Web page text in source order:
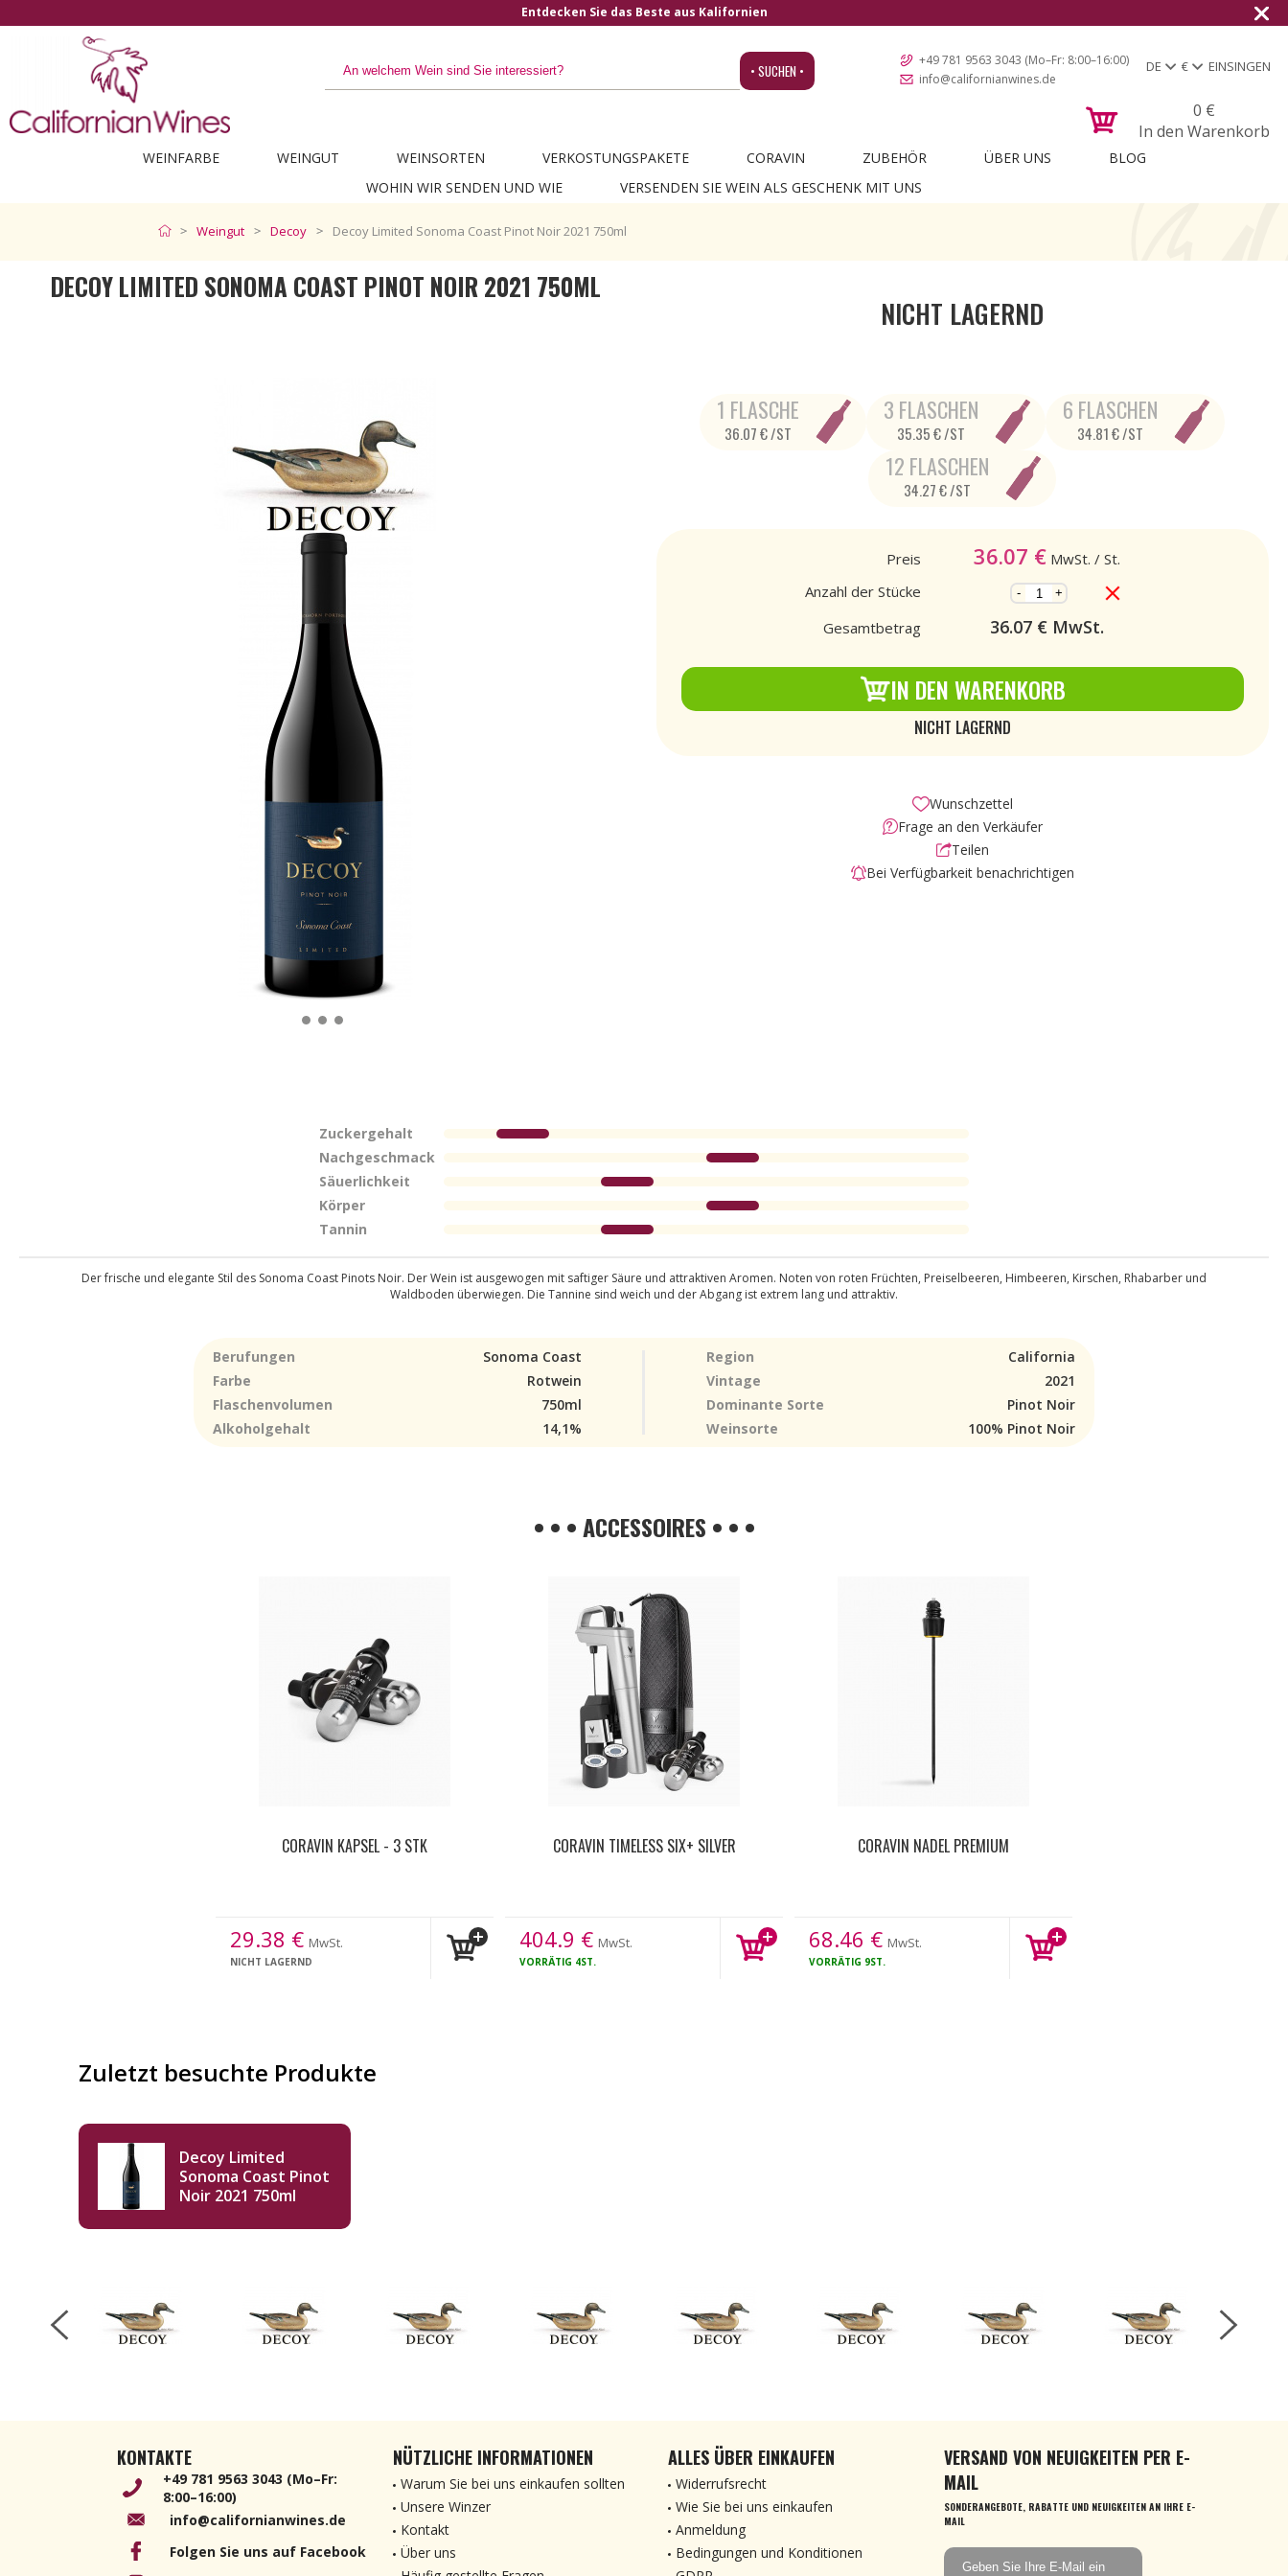
Entdecken Sie das Beste aus Kalifornien
• SUCHEN •
+49 781 9563 3043 (Mo–Fr: 8:00–16:00)
info@californianwines.de
DE € EINSINGEN
0 €
In den Warenkorb
WEINFARBE WEINGUT WEINSORTEN VERKOSTUNGSPAKETE CORAVIN ZUBEHÖR ÜBER UNS
BLOG
WOHIN WIR SENDEN UND WIE
VERSENDEN SIE WEIN ALS GESCHENK MIT UNS
Weingut Decoy Decoy Limited Sonoma Coast Pinot Noir 2021 750ml
DECOY LIMITED SONOMA COAST PINOT NOIR 2021 750ML
NICHT LAGERND
1 FLASCHE
36.07 € /ST
3 FLASCHEN
35.35 € /ST
6 FLASCHEN
34.81 € /ST
12 FLASCHEN
34.27 € /ST
Preis 36.07 € MwSt. / St.
Anzahl der Stücke
- +
Gesamtbetrag 36.07€ MwSt.
IN DEN WARENKORB
NICHT LAGERND
Wunschzettel
Frage an den Verkäufer
Teilen
Bei Verfügbarkeit benachrichtigen
Zuckergehalt
Nachgeschmack
Säuerlichkeit
Körper
Tannin
Der frische und elegante Stil des Sonoma Coast Pinots Noir. Der Wein ist ausgewogen mit saftiger Säure und attraktiven Aromen. Noten von roten Früchten, Preiselbeeren, Himbeeren, Kirschen, Rhabarber und
Waldboden überwiegen. Die Tannine sind weich und der Abgang ist extrem lang und attraktiv.
Berufungen Sonoma Coast Region
California
Farbe
Rotwein Vintage
2021
Flaschenvolumen
750ml Dominante Sorte
Pinot Noir
Alkoholgehalt
14,1% Weinsorte 100% Pinot Noir
• • • ACCESSOIRES • • •
CORAVIN KAPSEL - 3 STK
29.38 € MwSt.
NICHT LAGERND
CORAVIN TIMELESS SIX+ SILVER
404.9 € MwSt.
VORRÄTIG 4ST.
CORAVIN NADEL PREMIUM
68.46 € MwSt.
VORRÄTIG 9ST.
Zuletzt besuchte Produkte
Decoy Limited
Sonoma Coast Pinot
Noir 2021 750ml
KONTAKTE
+49 781 9563 3043 (Mo–Fr:
8:00–16:00)
info@californianwines.de
Folgen Sie uns auf Facebook
NÜTZLICHE INFORMATIONEN
Warum Sie bei uns einkaufen sollten
Unsere Winzer
Kontakt
Über uns
ALLES ÜBER EINKAUFEN
Widerrufsrecht
Wie Sie bei uns einkaufen
Anmeldung
Bedingungen und Konditionen
VERSAND VON NEUIGKEITEN PER E-
MAIL
SONDERANGEBOTE, RABATTE UND NEUIGKEITEN AN IHRE E-
MAIL